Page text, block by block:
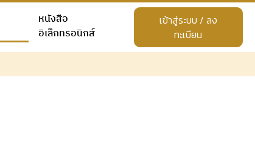
หนังสือ
อิเล็กทรอนิกส์
เข้าสู่ระบบ / ลง
ทะเบียน